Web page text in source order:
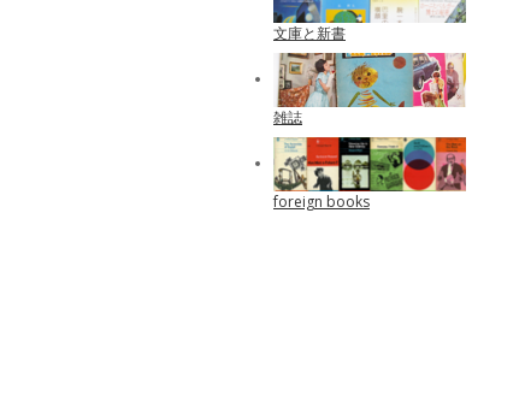
文庫と新書
雑誌
foreign books